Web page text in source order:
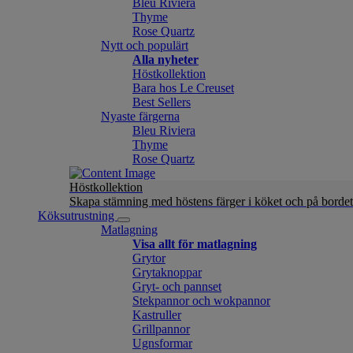
Bleu Riviera
Thyme
Rose Quartz
Nytt och populärt
Alla nyheter
Höstkollektion
Bara hos Le Creuset
Best Sellers
Nyaste färgerna
Bleu Riviera
Thyme
Rose Quartz
Höstkollektion
Skapa stämning med höstens färger i köket och på
Köksutrustning
Matlagning
Visa allt för matlagning
Grytor
Grytaknoppar
Gryt- och pannset
Stekpannor och wokpannor
Kastruller
Grillpannor
Ugnsformar